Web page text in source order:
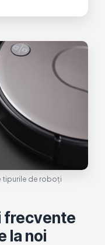
tipurile de roboți
frecvente
la noi